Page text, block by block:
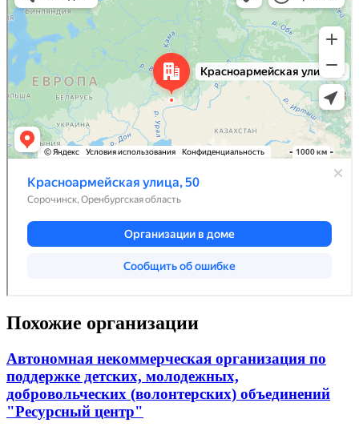
Похожие организации
Автономная некоммерческая организация по
поддержке детских, молодежных,
добровольческих (волонтерских) объединений
"Ресурсный центр"